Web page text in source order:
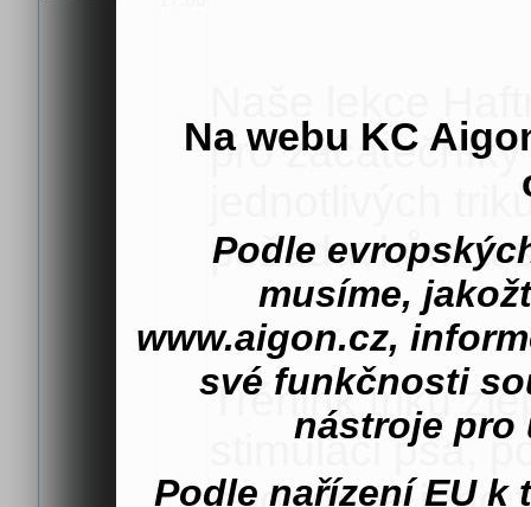
Na webu KC
Podle
musíme,
www.aigon.cz,
své funkčnosti
nástroje pro
Podle nařízení EU k
pro
jednotlivých
požadavkům a
Trénink triků
stimulaci psa,